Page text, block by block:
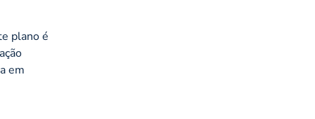
plano é
em